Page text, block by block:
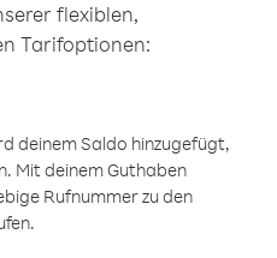
flexiblen,
Tarifoptionen:
deinem Saldo hinzugefügt,
Mit deinem Guthaben
Rufnummer zu den